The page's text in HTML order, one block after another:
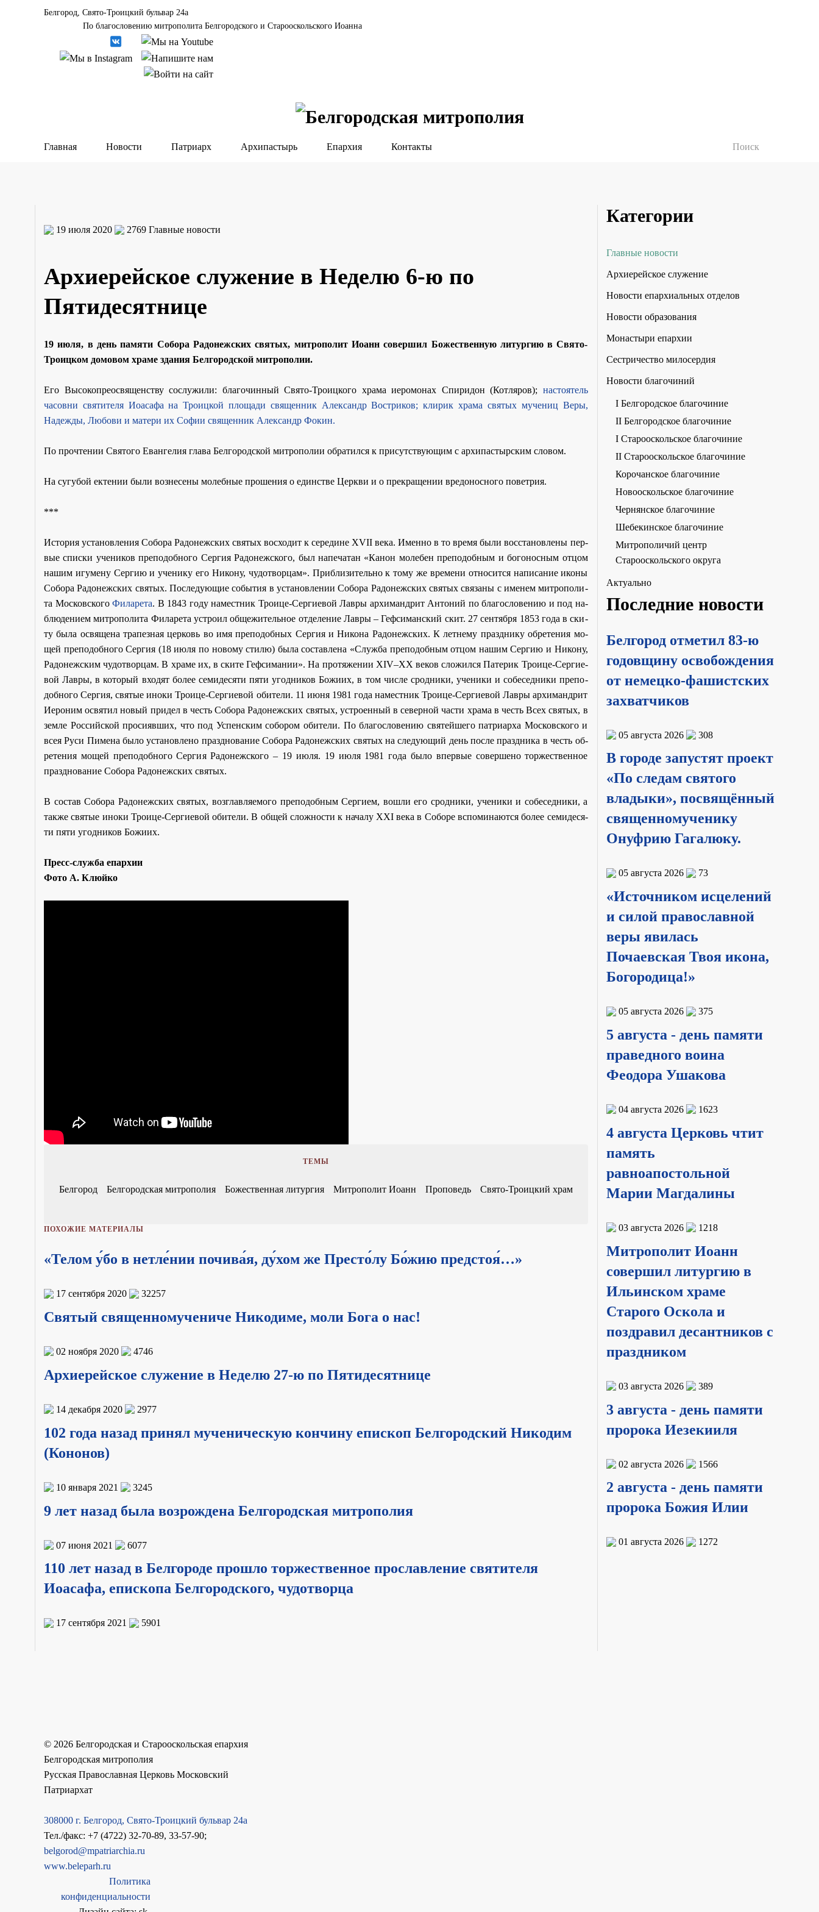
Белгород, Свято-Троицкий бульвар 24а
По благословению митрополита Белгородского и Старооскольского Иоанна
Главная Новости Патриарх Архипастырь Епархия Контакты
19 июля 2020 2769 Главные новости
Архиерейское служение в Неделю 6-ю по
Пятидесятнице
19 июля, в день памяти Собора Радонежских святых, митрополит Иоанн совершил Божественную литургию в Свято-
Троицком домовом храме здания Белгородской митрополии.
Его Высокопреосвященству сослужили: благочинный Свято-Троицкого храма иеромонах Спиридон (Котляров); настоятель
часовни святителя Иоасафа на Троицкой площади священник Александр Востриков; клирик храма святых мучениц Веры,
Надежды, Любови и матери их Софии священник Александр Фокин.
По прочтении Святого Евангелия глава Белгородской митрополии обратился к присутствующим с архипастырским словом.
На сугубой ектении были вознесены молебные прошения о единстве Церкви и о прекращении вредоносного поветрия.
***
Ис­то­рия уста­нов­ле­ния Со­бо­ра Ра­до­неж­ских свя­тых вос­хо­дит к се­ре­дине XVII ве­ка. Имен­но в то вре­мя бы­ли вос­ста­нов­ле­ны пер­
вые спис­ки уче­ни­ков пре­по­доб­но­го Сер­гия Ра­до­неж­ско­го, был на­пе­ча­тан «Ка­нон мо­ле­бен пре­по­доб­ным и бо­го­нос­ным от­цом
на­шим игу­ме­ну Сер­гию и уче­ни­ку его Ни­ко­ну, чу­до­твор­цам». При­бли­зи­тель­но к то­му же вре­ме­ни от­но­сит­ся на­пи­са­ние ико­ны
Со­бо­ра Ра­до­неж­ских свя­тых. По­сле­ду­ю­щие со­бы­тия в уста­нов­ле­нии Со­бо­ра Ра­до­неж­ских свя­тых свя­за­ны с име­нем мит­ро­по­ли­
та Мос­ков­ско­го Фила­ре­та. В 1843 го­ду на­мест­ник Тро­и­це-Сер­ги­е­вой Лав­ры ар­хи­манд­рит Ан­то­ний по бла­го­сло­ве­нию и под на­
блю­де­ни­ем мит­ро­по­ли­та Фила­ре­та устро­ил об­ще­жи­тель­ное от­де­ле­ние Лав­ры – Геф­си­ман­ский скит. 27 сен­тяб­ря 1853 го­да в ски­
ту бы­ла освя­ще­на тра­пез­ная цер­ковь во имя пре­по­доб­ных Сер­гия и Ни­ко­на Ра­до­неж­ских. К лет­не­му празд­ни­ку об­ре­те­ния мо­
щей пре­по­доб­но­го Сер­гия (18 июля по но­во­му сти­лю) бы­ла со­став­ле­на «Служ­ба пре­по­доб­ным от­цом на­шим Сер­гию и Ни­ко­ну,
Ра­до­неж­ским чу­до­твор­цам. В хра­ме их, в ски­те Геф­си­ма­нии». На про­тя­же­нии XIV–XX ве­ков сло­жил­ся Па­те­рик Тро­и­це-Сер­ги­е­
вой Лав­ры, в ко­то­рый вхо­дят бо­лее се­ми­де­ся­ти пя­ти угод­ни­ков Бо­жи­их, в том чис­ле срод­ни­ки, уче­ни­ки и со­бе­сед­ни­ки пре­по­
доб­но­го Сер­гия, свя­тые ино­ки Тро­и­це-Сер­ги­е­вой оби­те­ли. 11 июня 1981 го­да на­мест­ник Тро­и­це-Сер­ги­е­вой Лав­ры ар­хи­манд­рит
Иеро­ним освя­тил но­вый при­дел в честь Со­бо­ра Ра­до­неж­ских свя­тых, устро­ен­ный в се­вер­ной ча­сти хра­ма в честь Всех свя­тых, в
зем­ле Рос­сий­ской про­си­яв­ших, что под Успен­ским со­бо­ром оби­те­ли. По бла­го­сло­ве­нию свя­тей­ше­го пат­ри­ар­ха Мос­ков­ско­го и
всея Ру­си Пи­ме­на бы­ло уста­нов­ле­но празд­но­ва­ние Со­бо­ра Ра­до­неж­ских свя­тых на сле­ду­ю­щий день по­сле празд­ни­ка в честь об­
ре­те­ния мо­щей пре­по­доб­но­го Сер­гия Ра­до­неж­ско­го – 19 июля. 19 июля 1981 го­да бы­ло впер­вые со­вер­ше­но тор­же­ствен­ное
празд­но­ва­ние Со­бо­ра Ра­до­неж­ских свя­тых.
В со­став Со­бо­ра Ра­до­неж­ских свя­тых, воз­глав­ля­е­мо­го пре­по­доб­ным Сер­ги­ем, во­шли его срод­ни­ки, уче­ни­ки и со­бе­сед­ни­ки, а
так­же свя­тые ино­ки Тро­и­це-Сер­ги­е­вой оби­те­ли. В об­щей слож­но­сти к на­ча­лу XXI ве­ка в Со­бо­ре вспо­ми­на­ют­ся бо­лее се­ми­де­ся­
ти пя­ти угод­ни­ков Бо­жи­их.
Пресс-служба епархии
Фото А. Клюйко
ТЕМЫ
Белгород Белгородская митрополия Божественная литургия Митрополит Иоанн Проповедь Свято-Троицкий храм
ПОХОЖИЕ МАТЕРИАЛЫ
«Телом у́бо в нетле́нии почива́я, ду́хом же Престо́лу Бо́жию предстоя́…»
17 сентября 2020 32257
Святый священномучениче Никодиме, моли Бога о нас!
02 ноября 2020 4746
Архиерейское служение в Неделю 27-ю по Пятидесятнице
14 декабря 2020 2977
102 года назад принял мученическую кончину епископ Белгородский Никодим
(Кононов)
10 января 2021 3245
9 лет назад была возрождена Белгородская митрополия
07 июня 2021 6077
110 лет назад в Белгороде прошло торжественное прославление святителя
Иоасафа, епископа Белгородского, чудотворца
17 сентября 2021 5901
Категории
Главные новости
Архиерейское служение
Новости епархиальных отделов
Новости образования
Монастыри епархии
Сестричество милосердия
Новости благочиний
I Белгородское благочиние
II Белгородское благочиние
I Старооскольское благочиние
II Старооскольское благочиние
Корочанское благочиние
Новооскольское благочиние
Чернянское благочиние
Шебекинское благочиние
Митрополичий центр
Старооскольского округа
Актуально
Последние новости
Белгород отметил 83-ю
годовщину освобождения
от немецко-фашистских
захватчиков
05 августа 2026 308
В городе запустят проект
«По следам святого
владыки», посвящённый
священномученику
Онуфрию Гагалюку.
05 августа 2026 73
«Источником исцелений
и силой православной
веры явилась
Почаевская Твоя икона,
Богородица!»
05 августа 2026 375
5 августа - день памяти
праведного воина
Феодора Ушакова
04 августа 2026 1623
4 августа Церковь чтит
память
равноапостольной
Марии Магдалины
03 августа 2026 1218
Митрополит Иоанн
совершил литургию в
Ильинском храме
Старого Оскола и
поздравил десантников с
праздником
03 августа 2026 389
3 августа - день памяти
пророка Иезекииля
02 августа 2026 1566
2 августа - день памяти
пророка Божия Илии
01 августа 2026 1272
© 2026 Белгородская и Старооскольская епархия
Белгородская митрополия
Русская Православная Церковь Московский
Патриархат
308000 г. Белгород, Свято-Троицкий бульвар 24а
Тел./факс: +7 (4722) 32-70-89, 33-57-90;
belgorod@mpatriarchia.ru
www.beleparh.ru
Политика
конфиденциальности